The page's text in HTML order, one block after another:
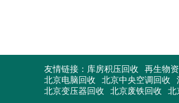
友情链接： 库房积压回收 再生物
北京电脑回收
北京中央空调回收
北京变压器回收
北京废铁回收 北